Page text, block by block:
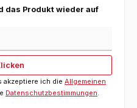
das Produkt wieder auf
akzeptiere ich die Allgemeinen
Datenschutzbestimmungen